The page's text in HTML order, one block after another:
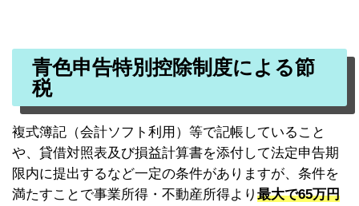
青色申告特別控除制度による節
税
複式簿記（会計ソフト利用）等で記帳していること
や、貸借対照表及び損益計算書を添付して法定申告期
限内に提出するなど一定の条件がありますが、条件を
満たすことで事業所得・不動産所得より 最大で65万円